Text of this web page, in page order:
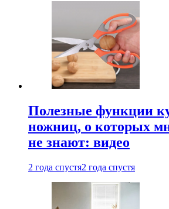
Полезные функции
ножниц, о которых
не знают: видео
2 года спустя2 года спустя